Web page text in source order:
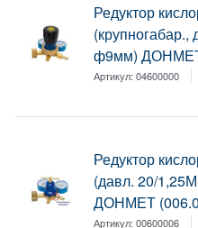
Редуктор
ф9мм)
Артикул:04600000
Редуктор
(давл. 20/
ДОНМЕТ
Артикул:00600006